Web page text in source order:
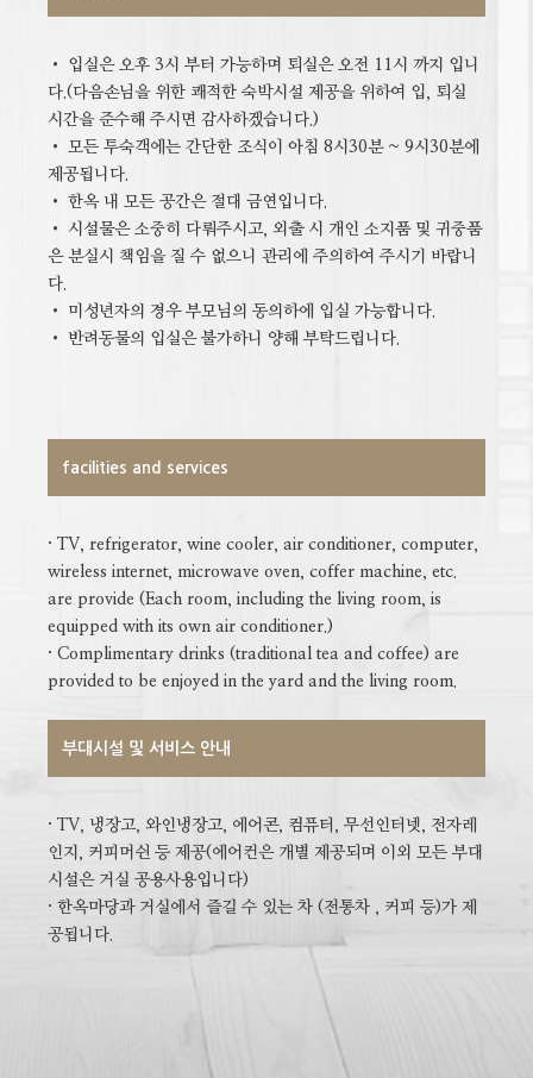
• 입실은 오후 3시 부터 가능하며 퇴실은 오전 11시 까지 입니
다.(다음손님을 위한 쾌적한 숙박시설 제공을 위하여 입, 퇴실
시간을 준수해 주시면 감사하겠습니다.)
• 모든 투숙객에는 간단한 조식이 아침 8시30분 ~ 9시30분에
제공됩니다.
• 한옥 내 모든 공간은 절대 금연입니다.
• 시설물은 소중히 다뤄주시고, 외출 시 개인 소지품 및 귀중품
은 분실시 책임을 질 수 없으니 관리에 주의하여 주시기 바랍니
다.
• 미성년자의 경우 부모님의 동의하에 입실 가능합니다.
• 반려동물의 입실은 불가하니 양해 부탁드립니다.
facilities and services
· TV, refrigerator, wine cooler, air conditioner, computer,
wireless internet, microwave oven, coffer machine, etc.
are provide (Each room, including the living room, is
equipped with its own air conditioner.)
· Complimentary drinks (traditional tea and coffee) are
provided to be enjoyed in the yard and the living room.
부대시설 및 서비스 안내
· TV, 냉장고, 와인냉장고, 에어콘, 컴퓨터, 무선인터넷, 전자레
인지, 커피머쉰 등 제공(에어컨은 개별 제공되며 이외 모든 부대
시설은 거실 공용사용입니다)
· 한옥마당과 거실에서 즐길 수 있는 차 (전통차 , 커피 등)가 제
공됩니다.